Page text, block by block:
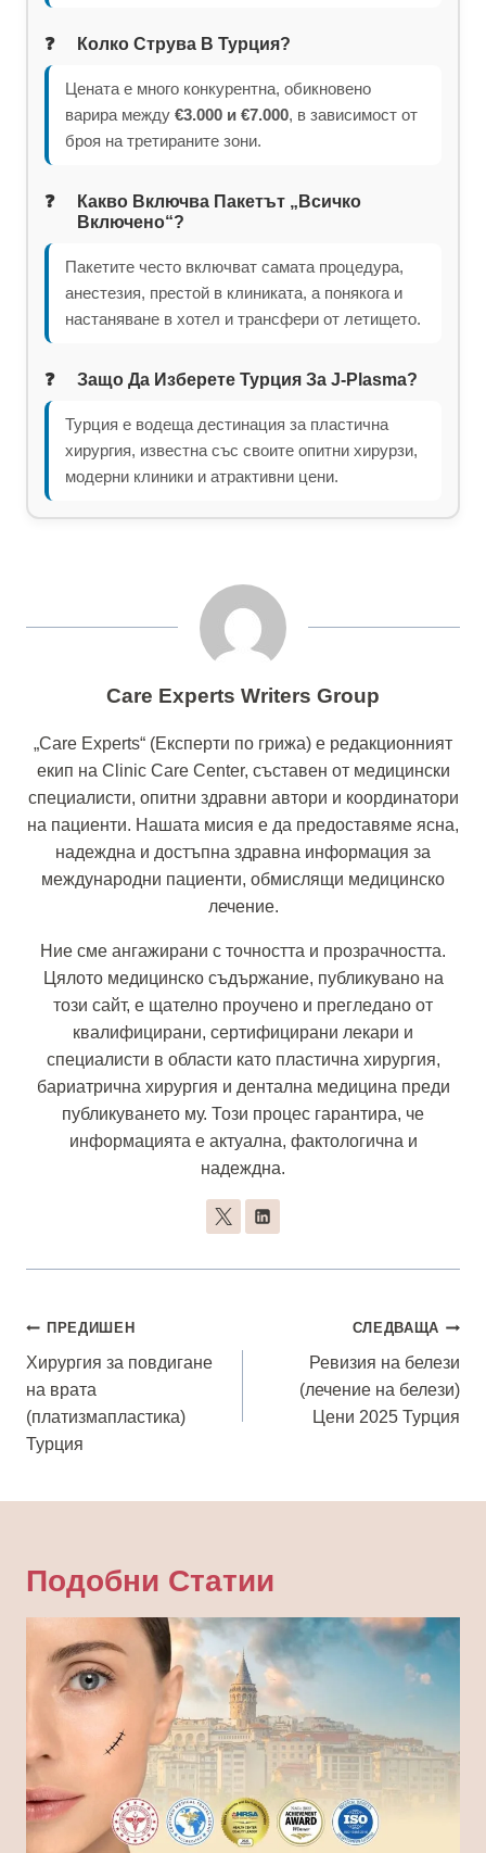
Колко Струва В Турция?
Цената е много конкурентна, обикновено
варира между €3.000 и €7.000, в зависимост от
броя на третираните зони.
Какво Включва Пакетът „всичко
Включено“?
Пакетите често включват самата процедура,
анестезия, престой в клиниката, а понякога и
настаняване в хотел и трансфери от летището.
Защо Да Изберете Турция За J-Plasma?
Турция е водеща дестинация за пластична
хирургия, известна със своите опитни хирурзи,
модерни клиники и атрактивни цени.
Care Experts Writers Group
„Care Experts“ (Експерти по грижа) е редакционният
екип на Clinic Care Center, съставен от медицински
специалисти, опитни здравни автори и координатори
на пациенти. Нашата мисия е да предоставяме ясна,
надеждна и достъпна здравна информация за
международни пациенти, обмислящи медицинско
лечение.
Ние сме ангажирани с точността и прозрачността.
Цялото медицинско съдържание, публикувано на
този сайт, е щателно проучено и прегледано от
квалифицирани, сертифицирани лекари и
специалисти в области като пластична хирургия,
бариатрична хирургия и дентална медицина преди
публикуването му. Този процес гарантира, че
информацията е актуална, фактологична и
надеждна.
Навигация
ПРЕДИШЕН
Хирургия за повдигане
на врата
(платизмапластика)
Турция
СЛЕДВАЩА
Ревизия на белези
(лечение на белези)
Цени 2025 Турция
Подобни Статии